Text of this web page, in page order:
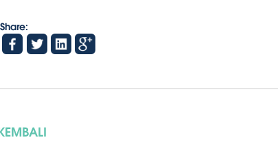
Share: